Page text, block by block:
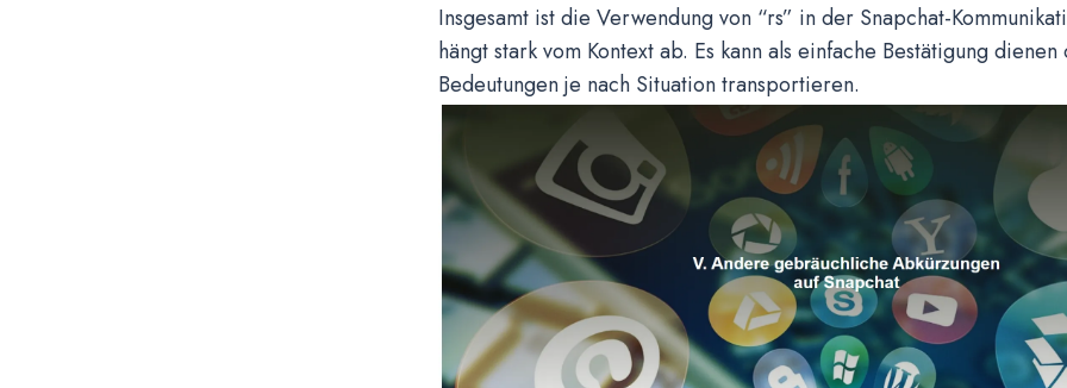
Insgesamt ist die Verwendung von “rs” in der Snapchat-
hängt stark vom Kontext ab. Es kann als einfache Bestätigung
Bedeutungen je nach Situation transportieren.